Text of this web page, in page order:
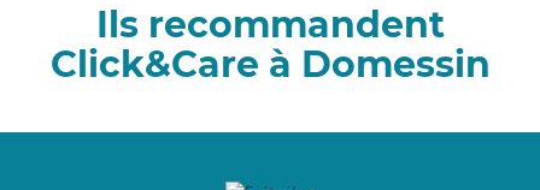
Ils recommandent
Click&Care à Domessin